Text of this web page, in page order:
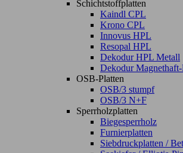
Schichtstoffplatten
Kaindl CPL
Krono CPL
Innovus HPL
Resopal HPL
Dekodur HPL Metall
Dekodur Magnethaft-
OSB-Platten
OSB/3 stumpf
OSB/3 N+F
Sperrholzplatten
Biegesperrholz
Furnierplatten
Siebdruckplatten /